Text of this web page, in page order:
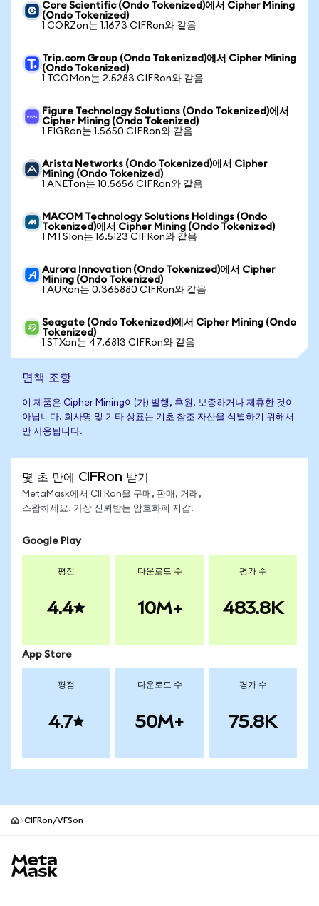
Core Scientific (Ondo Tokenized)에서 Cipher Mining
(Ondo Tokenized)
1 CORZon는 1.1673 CIFRon와 같음
Trip.com Group (Ondo Tokenized)에서 Cipher Mining
(Ondo Tokenized)
1 TCOMon는 2.5283 CIFRon와 같음
Figure Technology Solutions (Ondo Tokenized)에서
Cipher Mining (Ondo Tokenized)
1 FIGRon는 1.5650 CIFRon와 같음
Arista Networks (Ondo Tokenized)에서 Cipher
Mining (Ondo Tokenized)
1 ANETon는 10.5656 CIFRon와 같음
MACOM Technology Solutions Holdings (Ondo
Tokenized)에서 Cipher Mining (Ondo Tokenized)
1 MTSIon는 16.5123 CIFRon와 같음
Aurora Innovation (Ondo Tokenized)에서 Cipher
Mining (Ondo Tokenized)
1 AURon는 0.365880 CIFRon와 같음
Seagate (Ondo Tokenized)에서 Cipher Mining (Ondo
Tokenized)
1 STXon는 47.6813 CIFRon와 같음
면책 조항
이 제품은 Cipher Mining이(가) 발행, 후원, 보증하거나 제휴한 것이
아닙니다. 회사명 및 기타 상표는 기초 참조 자산을 식별하기 위해서
만 사용됩니다.
몇 초 만에 CIFRon 받기
MetaMask에서 CIFRon을 구매, 판매, 거래,
스왑하세요. 가장 신뢰받는 암호화폐 지갑.
Google Play
평점
4.4
다운로드 수
10M+
평가 수
483.8K
App Store
평점
4.7
다운로드 수
50M+
평가 수
75.8K
CIFRon/VFSon